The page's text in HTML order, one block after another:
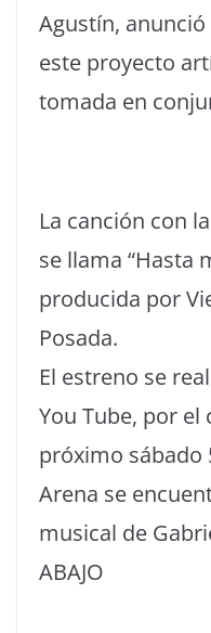
Agustín,
este proyecto
tomada en
La canción con
se llama “Hasta
producida por
Posada.
El estreno se
You Tube, por el
próximo sábado
Arena se
musical de
ABAJO